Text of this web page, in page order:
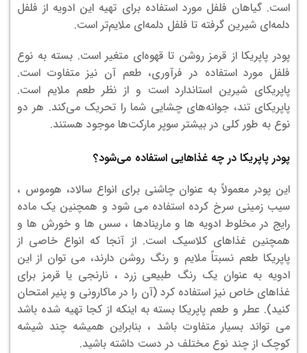
است. گیاهان فلفل مورد استفاده برای تهیه این ادویه از فلفل
دلمه‌ای شیرین گرفته تا فلفل دلمه‌ای ملایم‌تر است.
پودر پاپریکا از قرمز روشن تا قهوه‌ای متغیر است. بسته به نوع
فلفل مورد استفاده در فرآوری، طعم آن نیز متفاوت است.
پاپریکای شیرین استاندارد است و از نظر طعم ملایم است.
پاپریکای تند، جوانه‌های چشایی شما را تحریک می‌کند. هر دو
نوع به طور کلی در بیشتر سوپر مارکت‌ها موجود هستند.
پودر پاپریکا در چه غذاهایی استفاده می‌شود؟
این پودر معمولاً به عنوان چاشنی برای انواع سالاد، هوموس ،
سیب زمینی سرخ کرده استفاده می شود و همچنین یک ماده
رایج در مخلوط ادویه ها و مارینادها ، سس ها و خورش ها و
همچنین غذاهای کلاسیک است. از آنجا که انواع خاصی از
پاپریکا طعم نسبتاً ملایم و رنگ روشن دارند، می توان از این
ادویه به عنوان یک رنگ طبیعی زرد ، نارنجی یا قرمز برای
غذاهای خاص نیز استفاده کرد (آن را در ماکارونی و پنیر امتحان
کنید). عطر و طعم پاپریکا بسته به اینکه از کجا تهیه شده باشد
می تواند بسیار متفاوت باشد ، بنابراین همیشه چند شیشه
کوچک از چند نوع مختلف در دست داشته باشید.